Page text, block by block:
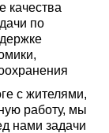
качества
по
с жителями,
работу, мы
нами задачи